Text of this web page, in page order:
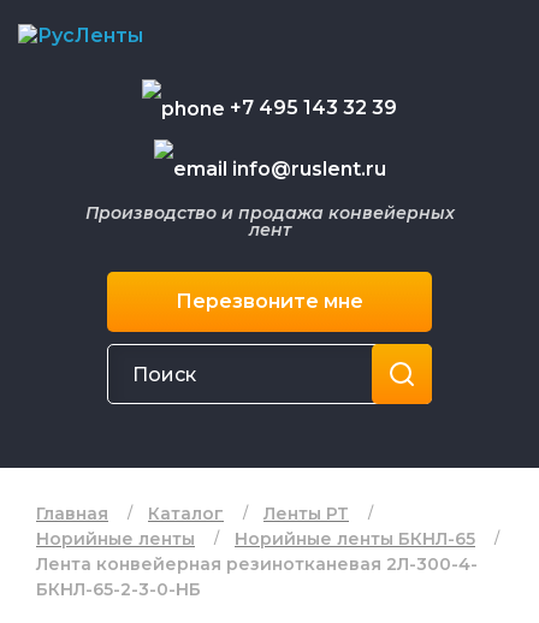
+7 495 143 32 39
info@ruslent.ru
Перезвоните мне
Производство и продажа конвейерных
лент
Главная Каталог
Ленты РТ
Норийные ленты
Норийные ленты БКНЛ-65
Лента конвейерная резинотканевая 2Л-300-4-
БКНЛ-65-2-3-0-НБ